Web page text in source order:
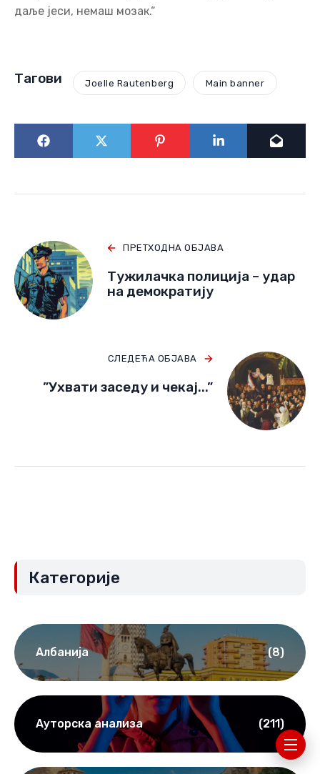
даље јеси, немаш мозак.“
Тагови Joelle Rautenberg Main banner
ПРЕТХОДНА ОБЈАВА
Тужилачка полиција – удар
на демократију
СЛЕДЕЋА ОБЈАВА
”Ухвати заседу и чекај...”
Категорије
Албанија (8)
Ауторска анализа (211)